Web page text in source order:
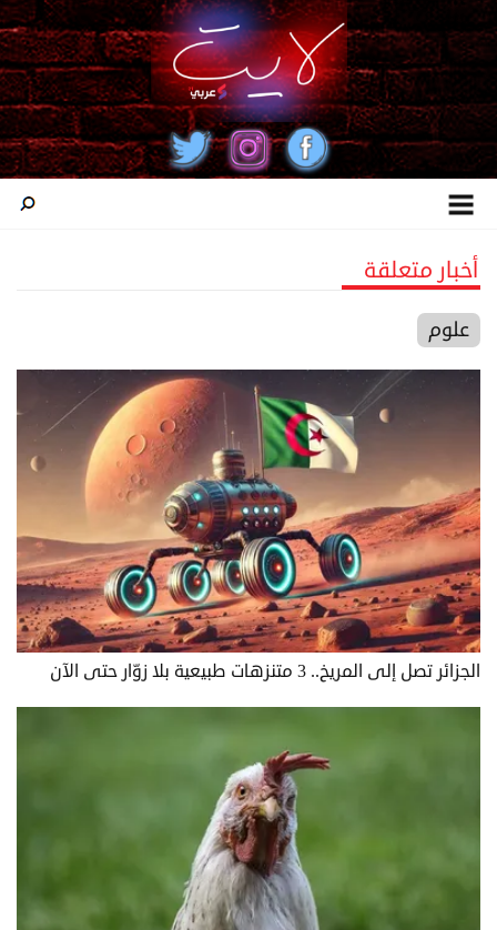
أخبار متعلقة
علوم
الجزائر تصل إلى المريخ.. 3 متنزهات طبيعية بلا زوّار حتى الآن